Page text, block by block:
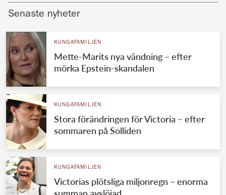
Senaste nyheter
KUNGAFAMILJEN
Mette-Marits nya vändning – efter
mörka Epstein-skandalen
KUNGAFAMILJEN
Stora förändringen för Victoria – efter
sommaren på Solliden
KUNGAFAMILJEN
Victorias plötsliga miljonregn – enorma